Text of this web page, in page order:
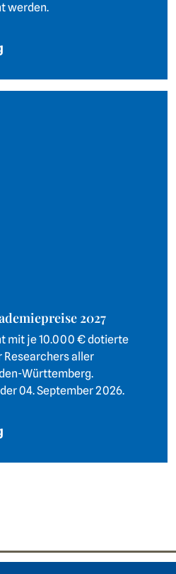
werden.
2027
mit je 10.000 € dotierte
Researchers aller
Württemberg.
04. September 2026.